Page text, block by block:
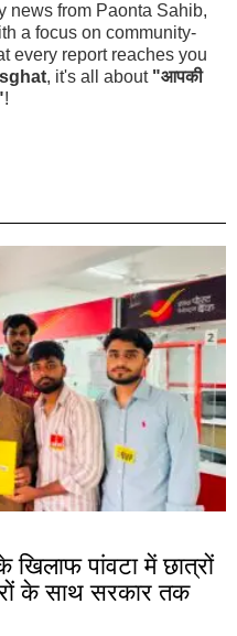
news from Paonta Sahib,
a focus on community-
every report reaches you
, it's all about "आपकी
!
खिलाफ पांवटा में छात्रों
के साथ सरकार तक